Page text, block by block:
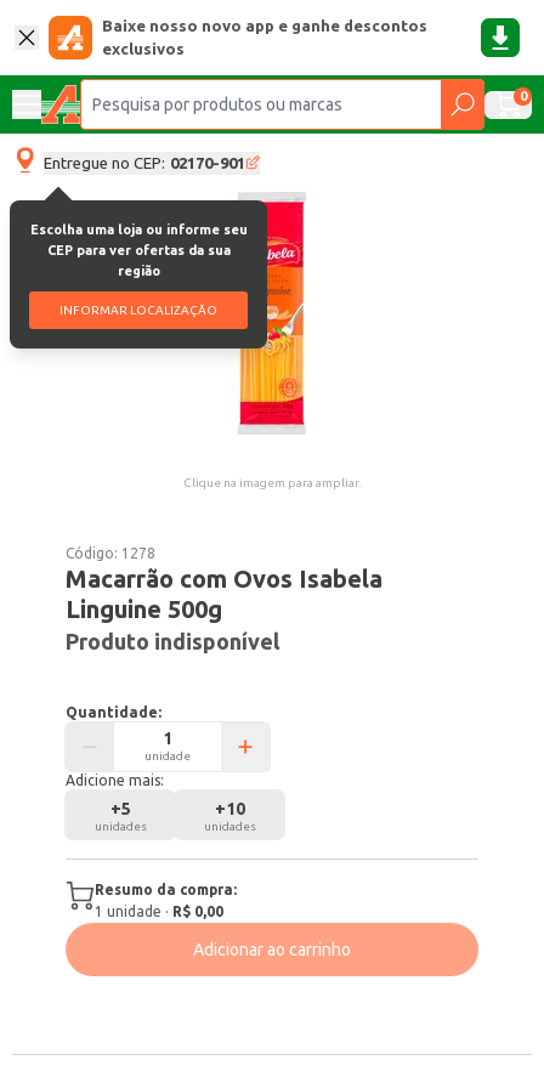
Baixe nosso novo app e ganhe descontos
exclusivos
0
Entregue no CEP: 02170-901
Escolha uma loja ou informe seu
CEP para ver ofertas da sua
região
INFORMAR LOCALIZAÇÃO
Clique na imagem para ampliar.
Código: 1278
Macarrão com Ovos Isabela
Linguine 500g
Produto indisponível
Quantidade:
unidade
Adicione mais:
+5
unidades
+10
unidades
Resumo da compra:
1 unidade · R$ 0,00
Adicionar ao carrinho